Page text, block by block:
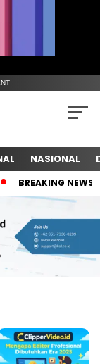
NASIONAL
BREAKING